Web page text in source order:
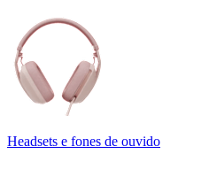
Headsets e fones de ouvido